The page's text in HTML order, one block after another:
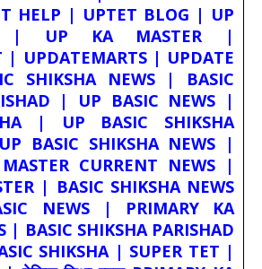
HELP | UPTET BLOG | UP
| UP KA MASTER |
| UPDATEMARTS | UPDATE
SHIKSHA NEWS | BASIC
| UP BASIC NEWS |
| UP BASIC SHIKSHA
BASIC SHIKSHA NEWS |
CURRENT NEWS |
| BASIC SHIKSHA NEWS
NEWS | PRIMARY KA
| BASIC SHIKSHA PARISHAD
SHIKSHA | SUPER TET |